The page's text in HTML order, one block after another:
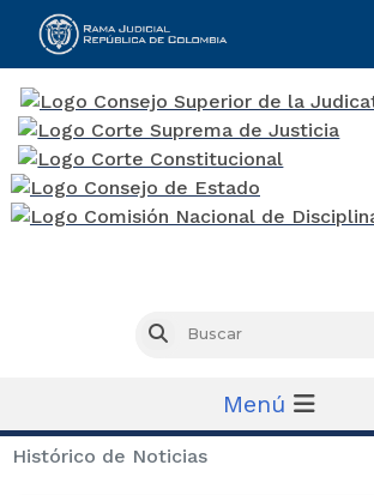
Buscar
Menú
Histórico de Noticias